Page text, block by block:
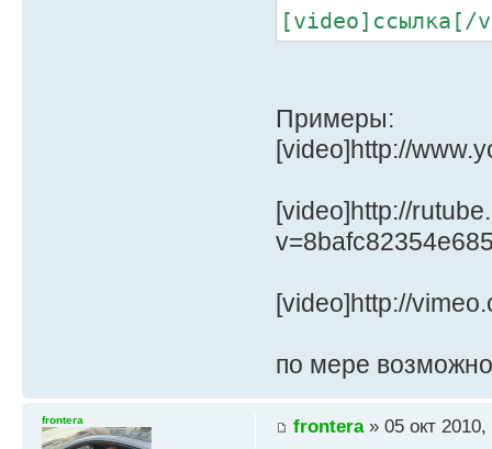
[video]ссылка[/
Примеры:
[video]http://
[video]http://
[video]http://
по мере
frontera» 05 окт 2010,
frontera